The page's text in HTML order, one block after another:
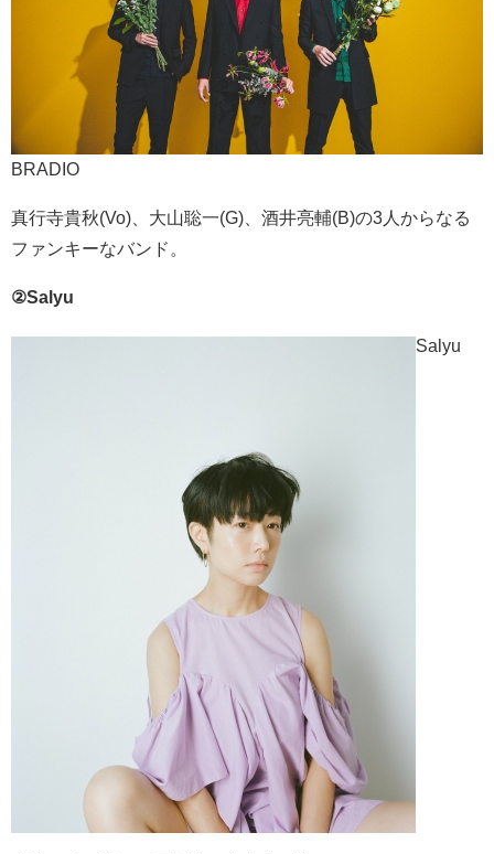
BRADIO
真行寺貴秋(Vo)、大山聡一(G)、酒井亮輔(B)の3人からなる
ファンキーなバンド。
②Salyu
Salyu